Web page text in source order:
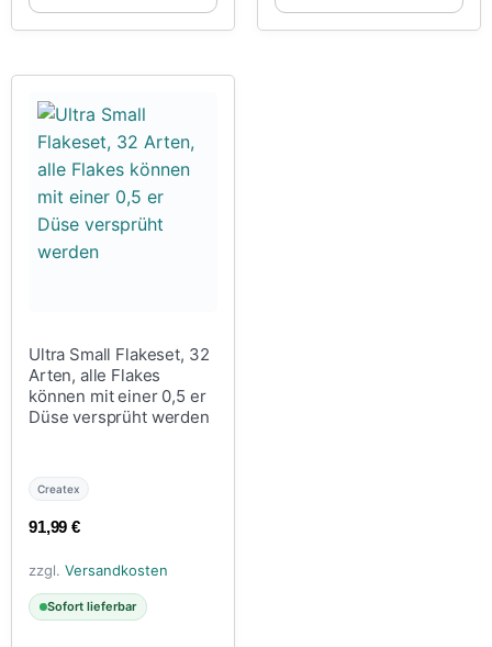
Ultra Small Flakeset, 32
Arten, alle Flakes
können mit einer 0,5 er
Düse versprüht werden
Createx
91,99€
zzgl. Versandkosten
Sofort lieferbar